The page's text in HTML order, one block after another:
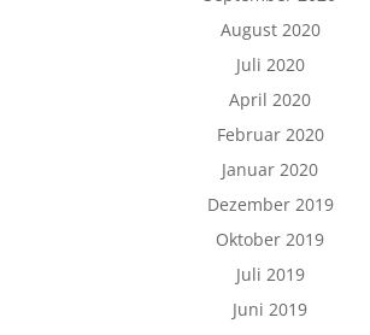
August 2020
Juli 2020
April 2020
Februar 2020
Januar 2020
Dezember 2019
Oktober 2019
Juli 2019
Juni 2019